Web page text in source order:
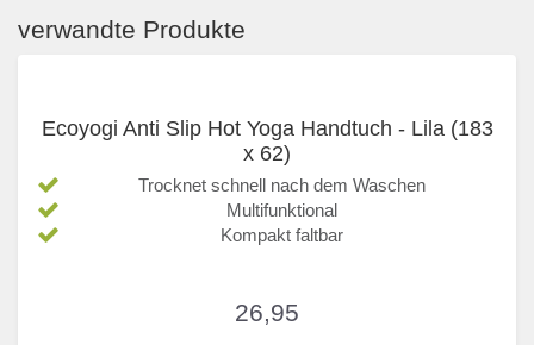
verwandte Produkte
Ecoyogi Anti Slip Hot Yoga Handtuch - Lila (183
x 62)
Trocknet schnell nach dem Waschen
Multifunktional
Kompakt faltbar
26,95